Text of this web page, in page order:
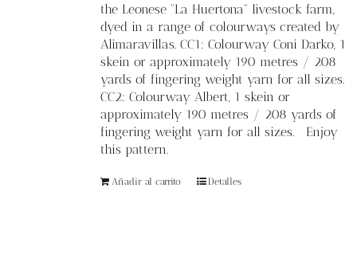
the Leonese “La Huertona” livestock farm,
dyed in a range of colourways created by
Alimaravillas. CC1: Colourway Coni Darko, 1
skein or approximately 190 metres / 208
yards of fingering weight yarn for all sizes.
CC2: Colourway Albert, 1 skein or
approximately 190 metres / 208 yards of
fingering weight yarn for all sizes. Enjoy
this pattern.
Añadir al carrito Detalles